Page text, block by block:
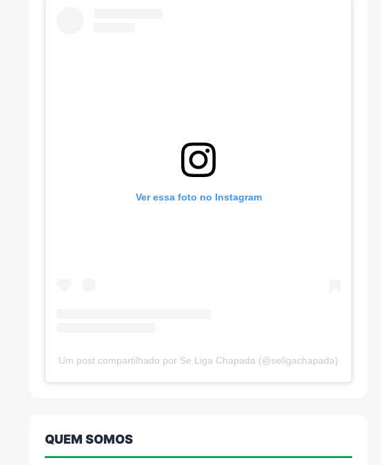
Ver essa foto no Instagram
Um post compartilhado por Se Liga Chapada (@seligachapada)
QUEM SOMOS